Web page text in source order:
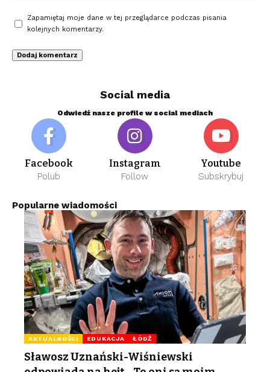
Zapamiętaj moje dane w tej przeglądarce podczas pisania
kolejnych komentarzy.
Social media
Odwiedź nasze profile w social mediach
Facebook
Polub
Instagram
Follow
Youtube
Subskrybuj
Popularne wiadomości
AKTUALNOŚCI EDUKACJA ŁÓDŹ
Sławosz Uznański-Wiśniewski